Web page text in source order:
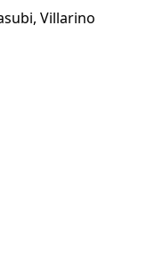
Villarino